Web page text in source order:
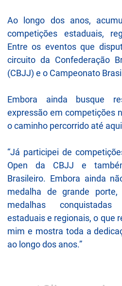
Ao longo dos anos,
competições estaduais,
Entre os eventos que
circuito da Confederação
(CBJJ) e o Campeonato
Embora ainda busque
expressão em competições
o caminho percorrido até
“Já participei de
Open da CBJJ e
Brasileiro. Embora ainda
medalha de grande
medalhas
estaduais e regionais, o que
mim e mostra toda a
ao longo dos anos.”